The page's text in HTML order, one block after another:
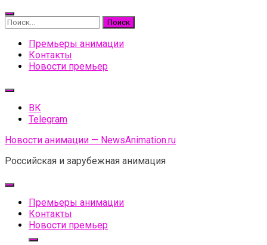
Skip
to
content
Найти:
Премьеры анимации
Контакты
Новости премьер
ВК
Telegram
Новости анимации — NewsAnimation.ru
Российская и зарубежная анимация
Премьеры анимации
Контакты
Новости премьер